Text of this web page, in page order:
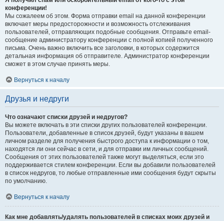
конференции!
Мы сожалеем об этом. Форма отправки email на данной конференции
включает меры предосторожности и возможность отслеживания
пользователей, отправляющих подобные сообщения. Отправьте email-
сообщение администратору конференции с полной копией полученного
письма. Очень важно включить все заголовки, в которых содержится
детальная информация об отправителе. Администратор конференции
сможет в этом случае принять меры.
Вернуться к началу
Друзья и недруги
Что означают списки друзей и недругов?
Вы можете включать в эти списки других пользователей конференции.
Пользователи, добавленные в список друзей, будут указаны в вашем
личном разделе для получения быстрого доступа к информации о том,
находятся ли они сейчас в сети, и для отправки им личных сообщений.
Сообщения от этих пользователей также могут выделяться, если это
поддерживается стилем конференции. Если вы добавили пользователей
в список недругов, то любые отправленные ими сообщения будут скрыты
по умолчанию.
Вернуться к началу
Как мне добавлять/удалять пользователей в списках моих друзей и